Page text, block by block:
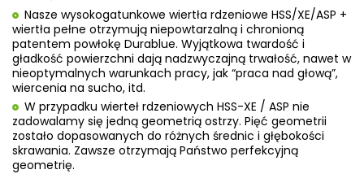
Nasze wysokogatunkowe wiertła rdzeniowe HSS/XE/ASP +
wiertła pełne otrzymują niepowtarzalną i chronioną
patentem powłokę Durablue. Wyjątkowa twardość i
gładkość powierzchni dają nadzwyczajną trwałość, nawet w
nieoptymalnych warunkach pracy, jak “praca nad głową”,
wiercenia na sucho, itd.
W przypadku wierteł rdzeniowych HSS-XE / ASP nie
zadowalamy się jedną geometrią ostrzy. Pięć geometrii
zostało dopasowanych do różnych średnic i głębokości
skrawania. Zawsze otrzymają Państwo perfekcyjną
geometrię.